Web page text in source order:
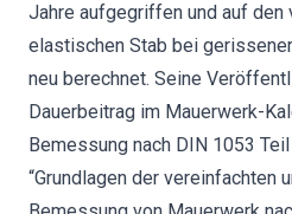
Jahre aufgegriffen und auf den
elastischen Stab bei
neu berechnet. Seine
Dauerbeitrag im Mauerwerk-
Bemessung nach DIN 1053
“Grundlagen der vereinfachten